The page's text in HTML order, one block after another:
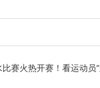
赛火热开赛！看运动员